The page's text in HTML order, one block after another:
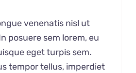
venenatis nisl ut
posuere sem lorem, eu
eget turpis sem.
tempor tellus, imperdiet